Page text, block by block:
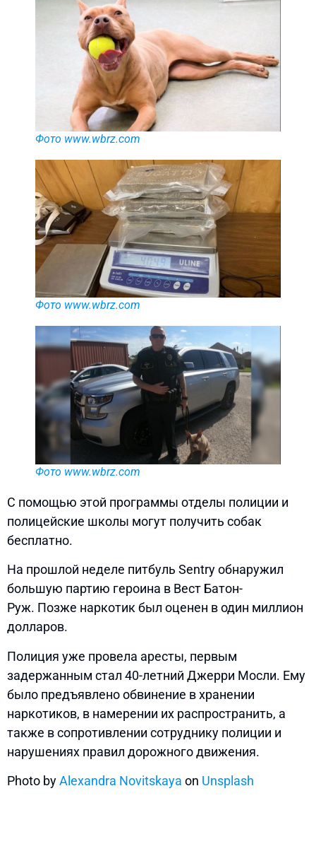
Фото www.wbrz.com
Фото www.wbrz.com
Фото www.wbrz.com
С помощью этой программы отделы полиции и
полицейские школы могут получить собак
бесплатно.
На прошлой неделе питбуль Sentry обнаружил
большую партию героина в Вест Батон-
Руж. Позже наркотик был оценен в один миллион
долларов.
Полиция уже провела аресты, первым
задержанным стал 40-летний Джерри Мосли. Ему
было предъявлено обвинение в хранении
наркотиков, в намерении их распространить, а
также в сопротивлении сотруднику полиции и
нарушениях правил дорожного движения.
Photo byAlexandra Novitskaya on Unsplash